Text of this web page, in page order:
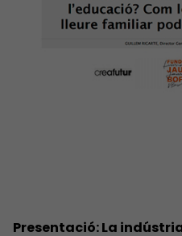
Presentació: La